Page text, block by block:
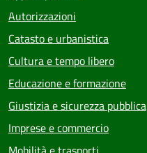
Autorizzazioni
Catasto e urbanistica
Cultura e tempo libero
Educazione e formazione
Giustizia e sicurezza pubblica
Imprese e commercio